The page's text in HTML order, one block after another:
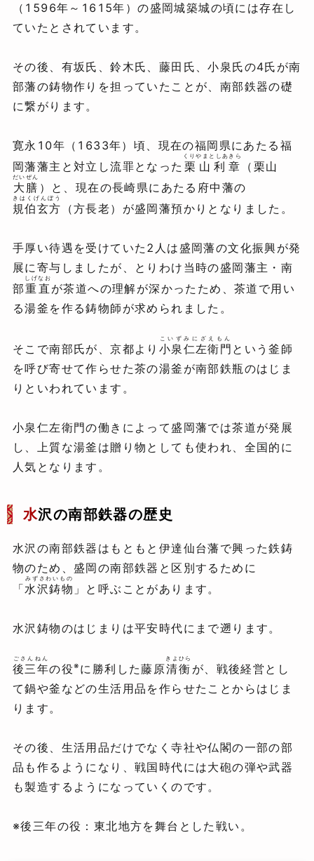
（1596年～1615年）の盛岡城築城の頃には存在し
ていたとされています。
その後、有坂氏、鈴木氏、藤田氏、小泉氏の4氏が南
部藩の鋳物作りを担っていたことが、南部鉄器の礎
に繋がります。
寛永10年（1633年）頃、現在の福岡県にあたる福
岡藩藩主と対立し流罪となった 栗山利章
くりやまとしあきら
（栗山
大膳
だいぜん
）と、現在の長崎県にあたる府中藩の
規伯玄方
きはくげんぼう
（方長老）が盛岡藩預かりとなりました。
手厚い待遇を受けていた2人は盛岡藩の文化振興が発
展に寄与しましたが、とりわけ当時の盛岡藩主・南
部重直
しげなお
が茶道への理解が深かったため、茶道で用い
る湯釜を作る鋳物師が求められました。
そこで南部氏が、京都より 小泉仁左衛門
こいずみにざえもん
という釜師
を呼び寄せて作らせた茶の湯釜が南部鉄瓶のはじま
りといわれています。
小泉仁左衛門の働きによって盛岡藩では茶道が発展
し、上質な湯釜は贈り物としても使われ、全国的に
人気となります。
水沢の南部鉄器の歴史
水沢の南部鉄器はもともと伊達仙台藩で興った鉄鋳
物のため、盛岡の南部鉄器と区別するために
「水沢鋳物
みずさわいもの
」と呼ぶことがあります。
水沢鋳物のはじまりは平安時代にまで遡ります。
後三年
ごさんねん
の役※ に勝利した藤原清衡
きよひら
が、戦後経営とし
て鍋や釜などの生活用品を作らせたことからはじま
ります。
その後、生活用品だけでなく寺社や仏閣の一部の部
品も作るようになり、戦国時代には大砲の弾や武器
も製造するようになっていくのです。
※後三年の役：東北地方を舞台とした戦い。